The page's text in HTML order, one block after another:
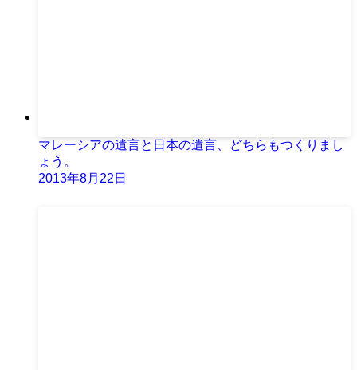
マレーシアの遺言と日本の遺言、どちらもつくりまし
ょう。
2013年8月22日